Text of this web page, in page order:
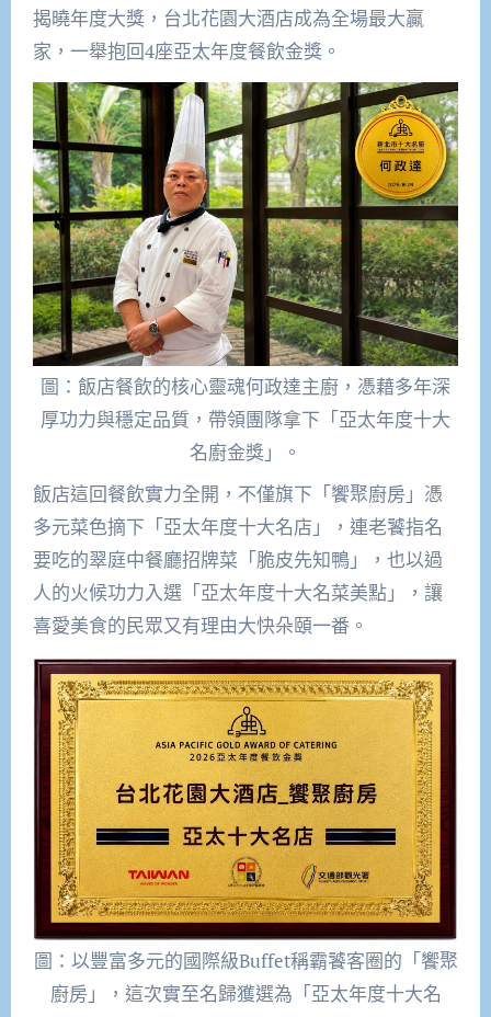
揭曉年度大獎，台北花園大酒店成為全場最大贏
家，一舉抱回4座亞太年度餐飲金獎。
圖：飯店餐飲的核心靈魂何政達主廚，憑藉多年深
厚功力與穩定品質，帶領團隊拿下「亞太年度十大
名廚金獎」。
飯店這回餐飲實力全開，不僅旗下「饗聚廚房」憑
多元菜色摘下「亞太年度十大名店」，連老饕指名
要吃的翠庭中餐廳招牌菜「脆皮先知鴨」，也以過
人的火候功力入選「亞太年度十大名菜美點」，讓
喜愛美食的民眾又有理由大快朵頤一番。
圖：以豐富多元的國際級Buffet稱霸饕客圈的「饗聚
廚房」，這次實至名歸獲選為「亞太年度十大名